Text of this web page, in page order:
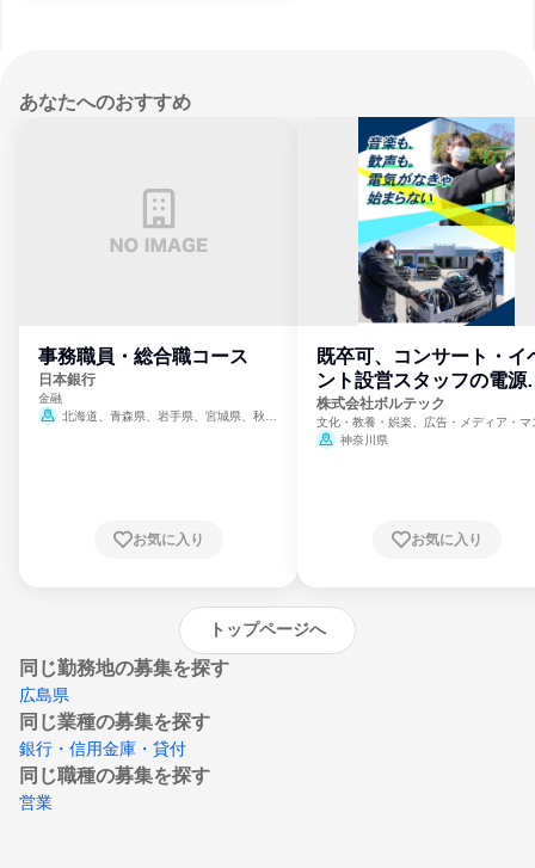
あなたへのおすすめ
事務職員・総合職コース
日本銀行
金融
北海道、青森県、岩手県、宮城県、秋田
崎県、熊本県、大分県、宮崎県、鹿児島県、
お気に入り
既卒可、コンサート・イ
ント設営スタッフの電源
門
株式会社ボルテック
文化・教養・娯楽、広告・メディア・マ
ミ、電力・ガス・水道・エネルギー
神奈川県
お気に入り
トップページへ
同じ勤務地の募集を探す
広島県
同じ業種の募集を探す
銀行・信用金庫・貸付
同じ職種の募集を探す
営業